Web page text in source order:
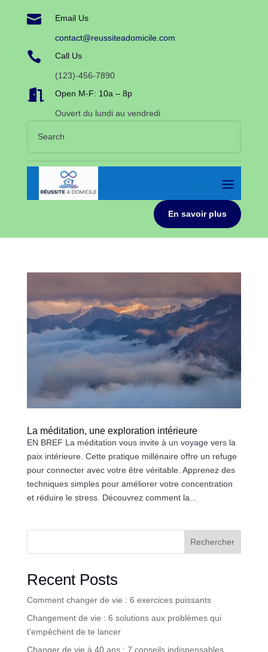
 Email Us
contact@reussiteadomicile.com
 Call Us
(123)-456-7890
 Open M-F: 10a – 8p
Ouvert du lundi au vendredi
En savoir plus
La méditation, une exploration intérieure
EN BREF La méditation vous invite à un voyage vers la
paix intérieure. Cette pratique millénaire offre un refuge
pour connecter avec votre être véritable. Apprenez des
techniques simples pour améliorer votre concentration
et réduire le stress. Découvrez comment la...
Rechercher
Recent Posts
Comment changer de vie : 6 exercices puissants
Changement de vie : 6 solutions aux problèmes qui
t’empêchent de te lancer
Changer de vie à 40 ans : 7 conseils indispensables